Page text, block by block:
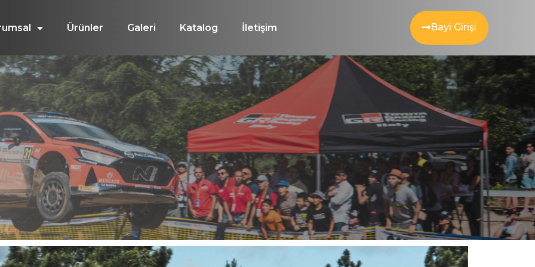
Ürünler Galeri Katalog İletişim Bayi Girişi